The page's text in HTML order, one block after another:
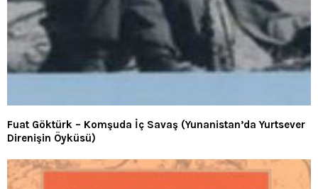
Fuat Göktürk – Komşuda İç Savaş (Yunanistan’da Yurtsever
Direnişin Öyküsü)